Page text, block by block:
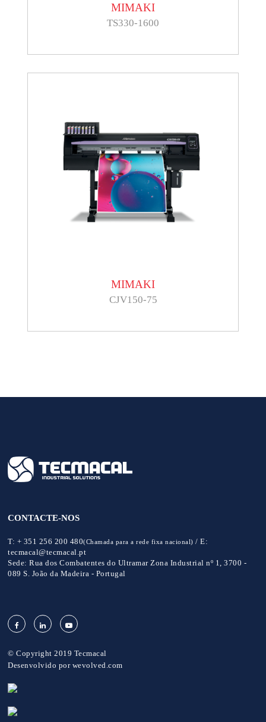
MIMAKI
TS330-1600
MIMAKI
CJV150-75
CONTACTE-NOS
T: + 351 256 200 480(Chamada para a rede fixa nacional) /E:
tecmacal@tecmacal.pt
Sede: Rua dos Combatentes do Ultramar Zona Industrial nº 1, 3700 -
089 S. João da Madeira - Portugal
© Copyright 2019 Tecmacal
Desenvolvido por wevolved.com